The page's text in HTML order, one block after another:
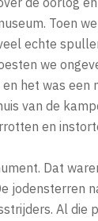
Toen
echte
we
het was een
van de
en
Dat
jodensterren
Al die